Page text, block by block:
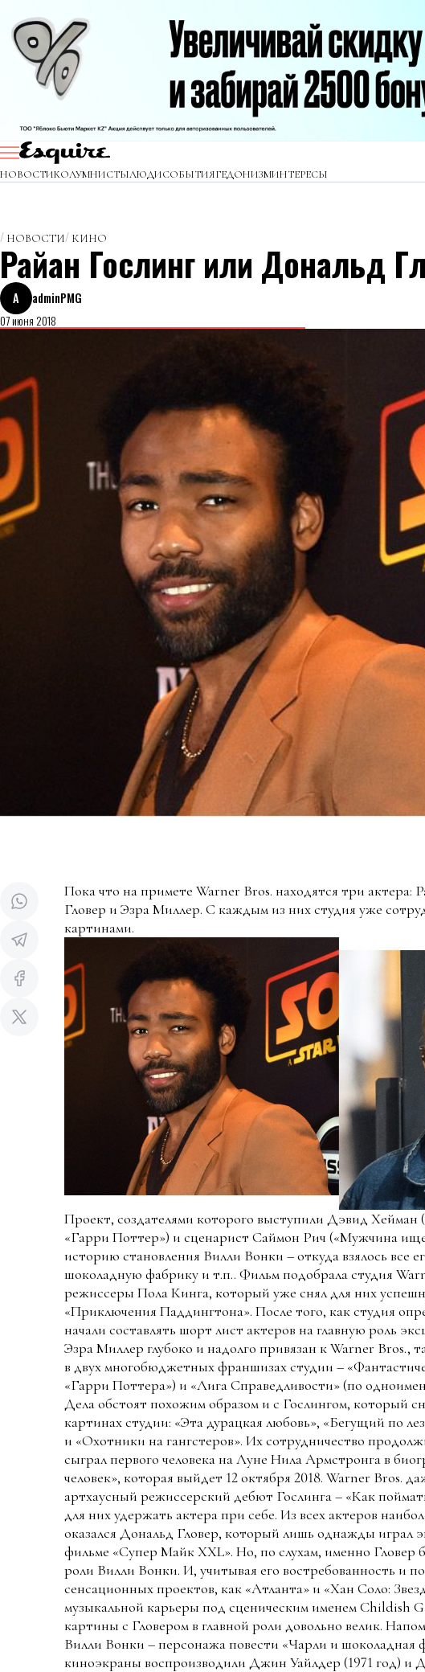
НОВОСТИКОЛУМНИСТЫЛЮДИСОБЫТИЯГЕДОНИЗМИНТЕРЕСЫ
НОВОСТИ КИНО
Райан Гослинг или Дональд
A
adminPMG
07 июня 2018
Пока что на примете Warner Bros. находятся три актера:
Гловер и Эзра Миллер. С каждым из них студия уже
картинами.
Проект, создателями которого выступили Дэвид
«Гарри Поттер») и сценарист Саймон Рич («Мужчина
историю становления Вилли Вонки – откуда взялось все
шоколадную фабрику и т.п.. Фильм подобрала студия
режиссеры Пола Кинга, который уже снял для них
«Приключения Паддингтона». После того, как студия
начали составлять шорт лист актеров на главную роль
Эзра Миллер глубоко и надолго привязан к Warner Bros.,
в двух многобюджетных франшизах студии –
«Гарри Поттера») и «Лига Справедливости» (по
Дела обстоят похожим образом и с Гослингом, который
картинах студии: «Эта дурацкая любовь», «Бегущий по
и «Охотники на гангстеров». Их сотрудничество
сыграл первого человека на Луне Нила Армстронга в
человек», которая выйдет 12 октября 2018. Warner Bros.
артхаусный режиссерский дебют Гослинга – «Как
для них удержать актера при себе. Из всех актеров
оказался Дональд Гловер, который лишь однажды играл
фильме «Супер Майк XXL». Но, по слухам, именно Гловер
роли Вилли Вонки. И, учитывая его востребованность и
сенсационных проектов, как «Атланта» и «Хан Соло:
музыкальной карьеры под сценическим именем Childish
картины с Гловером в главной роли довольно велик.
Вилли Вонки – персонажа повести «Чарли и шоколадная
киноэкраны воспроизводили Джин Уайлдер (1971 год) и